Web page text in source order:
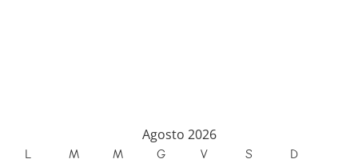
Agosto 2026
L M M G V S D